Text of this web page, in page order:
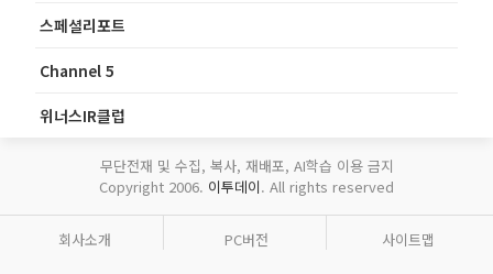
스페셜리포트
Channel 5
위너스IR클럽
무단전재 및 수집, 복사, 재배포, AI학습 이용 금지
Copyright 2006. 이투데이. All rights reserved
회사소개 PC버전 사이트맵